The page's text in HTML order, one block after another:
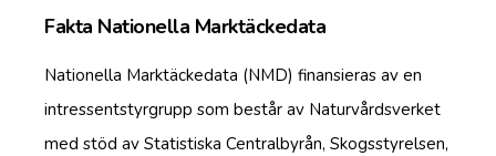
Fakta Nationella Marktäckedata
Nationella Marktäckedata (NMD) finansieras av en
intressentstyrgrupp som består av Naturvårdsverket
med stöd av Statistiska Centralbyrån, Skogsstyrelsen,